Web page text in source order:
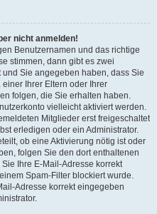
nicht anmelden!
Benutzernamen und das richtige
stimmen, dann gibt es zwei
und Sie angegeben haben, dass Sie
Ihrer Eltern oder Ihrer
folgen, die Sie erhalten haben.
vielleicht aktiviert werden.
Mitglieder erst freigeschaltet
erledigen oder ein Administrator.
ob eine Aktivierung nötig ist oder
folgen Sie den dort enthaltenen
Ihre E-Mail-Adresse korrekt
Spam-Filter blockiert wurde.
Adresse korrekt eingegeben